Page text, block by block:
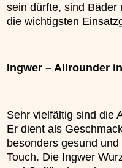
sein dürfte, sind Bäder
die wichtigsten
Ingwer – Allrounder
Sehr vielfältig sind die
Er dient als
besonders gesund
Touch. Die Ingwer